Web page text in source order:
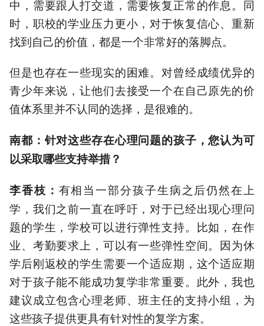
中，需要跟人打交道，需要恢复正常的作息。同
时，职校的学业压力更小，对于恢复信心、重新
找到自己的价值，都是一个非常好的落脚点。
但是也存在一些现实的困难。对曾经成绩优异的
青少年来说，让他们去接受一个在自己原先的价
值体系里并不认同的选择，是很难的。
南都：针对这些存在心理问题的孩子，您认为可
以采取哪些支持举措？
李香枝 ： 有相当一部分孩子生病之后仍然在上
学，我们之前一直在呼吁，对于已经出现心理问
题的学生，学校可以进行弹性支持。比如，在作
业、考勤要求上，可以有一些弹性空间。因为休
学后刚返校的学生需要一个适应期，这个适应期
对于孩子能不能成功复学非常重要。此外，我也
建议成立包含心理老师、班主任的支持小组，为
这些孩子提供更具有针对性的复学方案。